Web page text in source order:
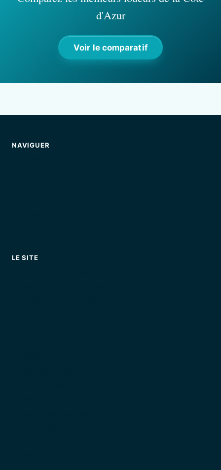
d'Azur
Voir le comparatif
NAVIGUER
LE SITE